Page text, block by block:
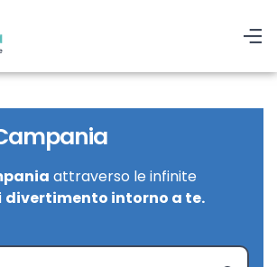
attraverso le infinite
divertimento intorno a te.